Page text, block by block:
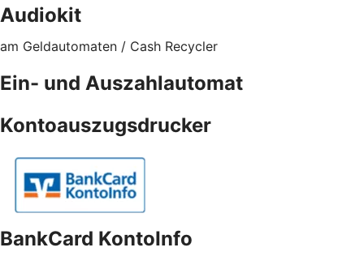
Audiokit
am Geldautomaten / Cash Recycler
Ein- und Auszahlautomat
Kontoauszugsdrucker
BankCard KontoInfo